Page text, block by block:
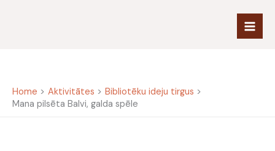
Home Aktivitātes
Bibliotēku ideju tirgus
Mana pilsēta Balvi, galda spēle